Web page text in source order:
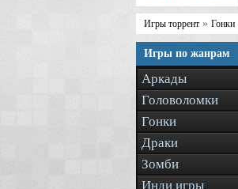
Игры торрент » Гонки
Игры по жанрам
Аркады
Головоломки
Гонки
Драки
Зомби
Инди игры